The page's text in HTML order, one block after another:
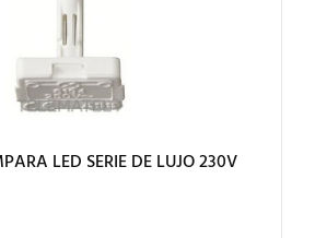
LED SERIE DE LUJO 230V